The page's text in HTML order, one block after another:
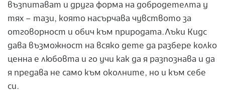
възпитават и друга форма на добродетелта у
тях – тази, която насърчава чувството за
отговорност и обич към природата.Лъки Кидс
дава възможност на всяко дете да разбере колко
ценна е любовта и го учи как да я разпознава и да
я предава не само към околните, но и към себе
си.